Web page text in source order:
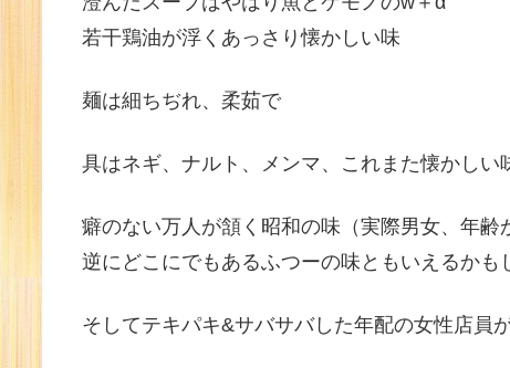
若干鶏油が浮くあっさり懐かしい味
麺は細ちぢれ、柔茹で
具はネギ、ナルト、メンマ、これまた懐かしい
癖のない万人が頷く昭和の味（実際男女、年齢
逆にどこにでもあるふつーの味ともいえるかも
そしてテキパキ&サバサバした年配の女性店員